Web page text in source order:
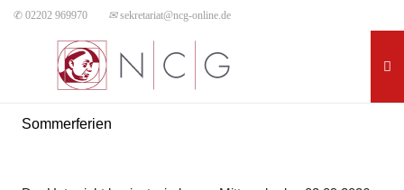
✆ 02202 969970 ✉sekretariat@ncg-online.de
Sommerferien